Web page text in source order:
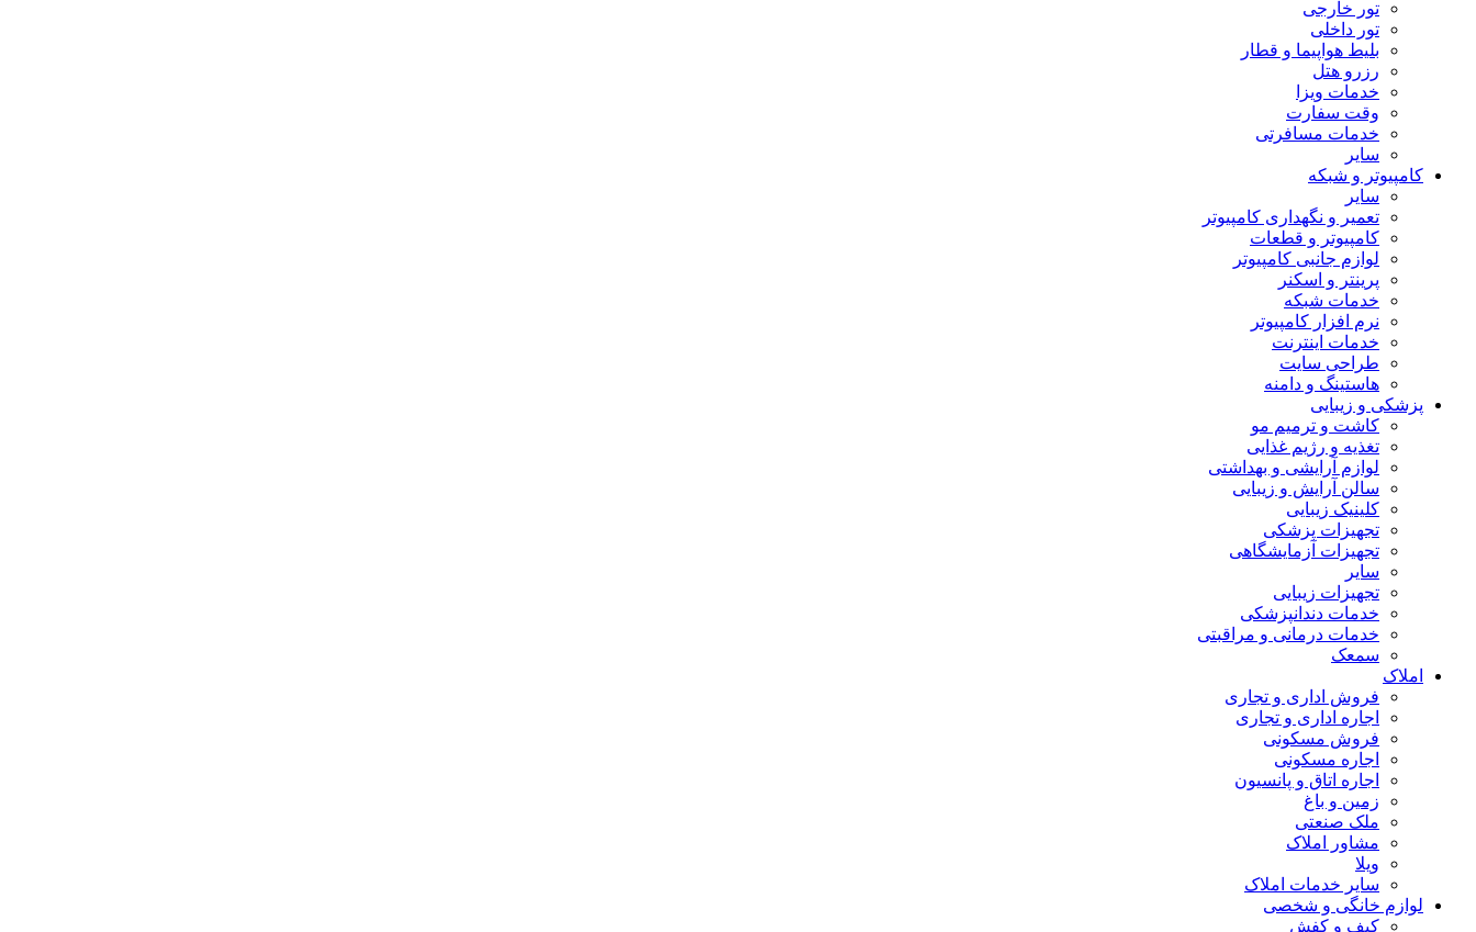
تور خارجی
تور داخلی
بلیط هواپیما و قطار
رزرو هتل
خدمات ویزا
وقت سفارت
خدمات مسافرتی
سایر
کامپیوتر و شبکه
سایر
تعمیر و نگهداری کامپیوتر
کامپیوتر و قطعات
لوازم جانبی کامپیوتر
پرینتر و اسکنر
خدمات شبکه
نرم افزار کامپیوتر
خدمات اینترنت
طراحی سایت
هاستینگ و دامنه
پزشکی و زیبایی
کاشت و ترمیم مو
تغذیه و رژیم غذایی
لوازم آرایشی و بهداشتی
سالن آرایش و زیبایی
کلینیک زیبایی
تجهیزات پزشکی
تجهیزات آزمایشگاهی
سایر
تجهیزات زیبایی
خدمات دندانپزشکی
خدمات درمانی و مراقبتی
سمعک
املاک
فروش اداری و تجاری
اجاره اداری و تجاری
فروش مسکونی
اجاره مسکونی
اجاره اتاق و پانسیون
زمین و باغ
ملک صنعتی
مشاور املاک
ویلا
سایر خدمات املاک
لوازم خانگی و شخصی
کیف و کفش